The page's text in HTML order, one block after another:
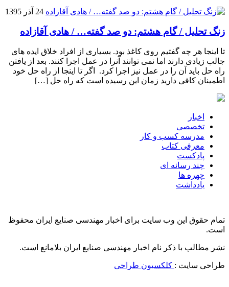
24 آذر 1395
زنگ تحلیل / گام هشتم: دو صد گفته… / هادی آقازاده
تا اینجا هر چه گفتیم روی کاغذ بود. بسیاری از افراد خلاق ایده های
جالب زیادی دارند اما نمی توانند آنرا در عمل اجرا کنند. بعد از یافتن
راه حل باید آن را در عمل نیز اجرا کرد. اگر تا اینجا از راه حل خود
اطمینان کافی دارید زمان این رسیده است که راه حل […]
اخبار
تخصصی
مدرسه کسب و کار
معرفی کتاب
پادکست
چند رسانه ای
چهره ها
یادداشت
تمام حقوق این وب سایت برای اخبار مهندسی صنایع ایران محفوظ
است.
نشر مطالب با ذکر نام اخبار مهندسی صنایع ایران بلامانع است.
طراحی سایت : کلکسیون طراحی